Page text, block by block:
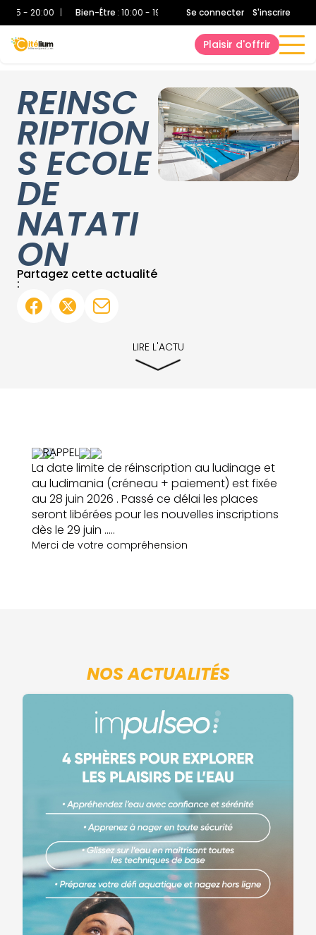
- 20:00 | Bien-Être:10:00 - 19:40 Bassin Sportif 10:00 - 19:40
Se connecter S'inscrire
Plaisir d'offrir
REINSC
RIPTION
S ECOLE
DE
NATATI
ON
Partagez cette actualité
:
LIRE L'ACTU
RAPPEL
La date limite de réinscription au ludinage et
au ludimania (créneau + paiement) est fixée
au 28 juin 2026 . Passé ce délai les places
seront libérées pour les nouvelles inscriptions
dès le 29 juin .....
Merci de votre compréhension
NOS ACTUALITÉS